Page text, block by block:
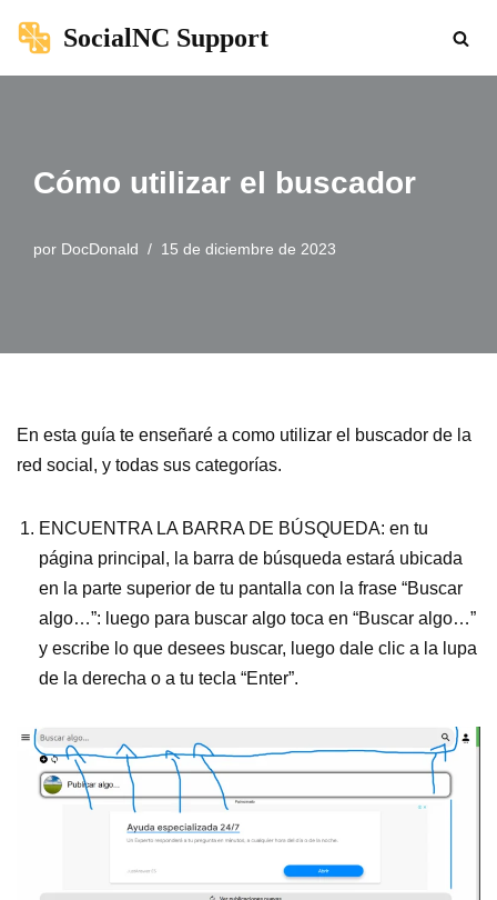
SocialNC Support
Cómo utilizar el buscador
por DocDonald 15 de diciembre de 2023
En esta guía te enseñaré a como utilizar el buscador de la
red social, y todas sus categorías.
ENCUENTRA LA BARRA DE BÚSQUEDA: en tu
página principal, la barra de búsqueda estará ubicada
en la parte superior de tu pantalla con la frase “Buscar
algo…”: luego para buscar algo toca en “Buscar algo…”
y escribe lo que desees buscar, luego dale clic a la lupa
de la derecha o a tu tecla “Enter”.